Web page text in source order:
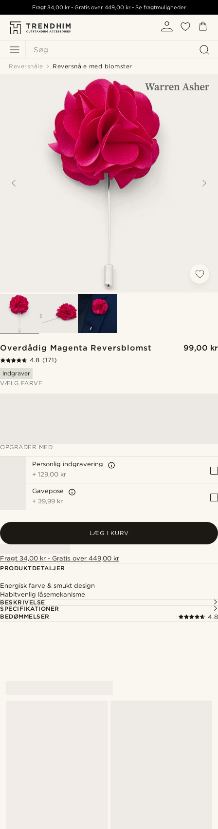
Søg
Fragt34,00 kr - Gratis over 449,00 kr- Se fragtmuligheder
Reversnåle Reversnåle med blomster
Overdådig Magenta Reversblomst 99,00 kr
4.8 (171)
Indgraver
VÆLG FARVE
OPGRADER MED
Personlig indgravering
+129,00 kr
Gavepose
+ 39,99 kr
LÆG I KURV
Fragt 34,00 kr - Gratis over 449,00 kr
PRODUKTDETALJER
Energisk farve & smukt design
Habitvenlig låsemekanisme
BESKRIVELSE
SPECIFIKATIONER
BEDØMMELSER
4.8